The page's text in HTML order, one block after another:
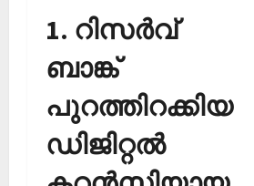
1. റിസര്‍വ്
ബാങ്ക്
പുറത്തിറക്കിയ
ഡിജിറ്റല്‍